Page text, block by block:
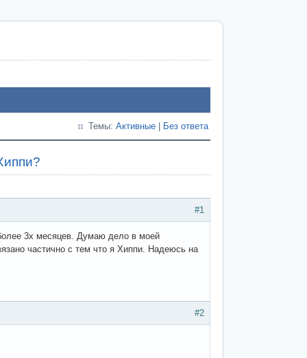
Темы: Активные Без ответа
#1
3х месяцев. Думаю дело в моей
частично с тем что я Хиппи. Надеюсь на
#2